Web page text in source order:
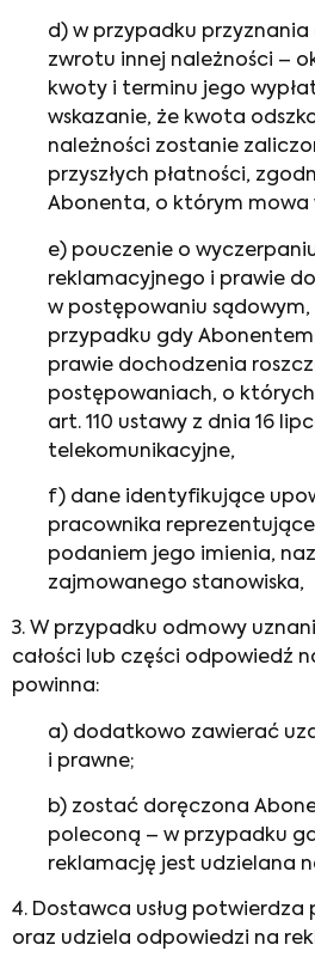
d) w przypadku
zwrotu innej należności –
kwoty i terminu jego
wskazanie, że kwota
należności zostanie
przyszłych płatności,
Abonenta, o którym mowa
e) pouczenie o
reklamacyjnego i prawie
w postępowaniu
przypadku gdy
prawie dochodzenia
postępowaniach, o których
art. 110 ustawy z dnia 16
telekomunikacyjne,
f) dane identyfikujące
pracownika
podaniem jego imienia,
zajmowanego stanowiska,
3. W przypadku odmowy
całości lub części odpowiedź
powinna:
a) dodatkowo zawierać
i prawne;
b) zostać doręczona
poleconą – w przypadku
reklamację jest udzielana
4. Dostawca usług potwierdza
oraz udziela odpowiedzi na